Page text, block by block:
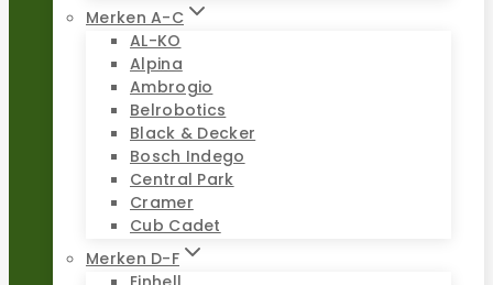
Merken A-C
AL-KO
Alpina
Ambrogio
Belrobotics
Black & Decker
Bosch Indego
Central Park
Cramer
Cub Cadet
Merken D-F